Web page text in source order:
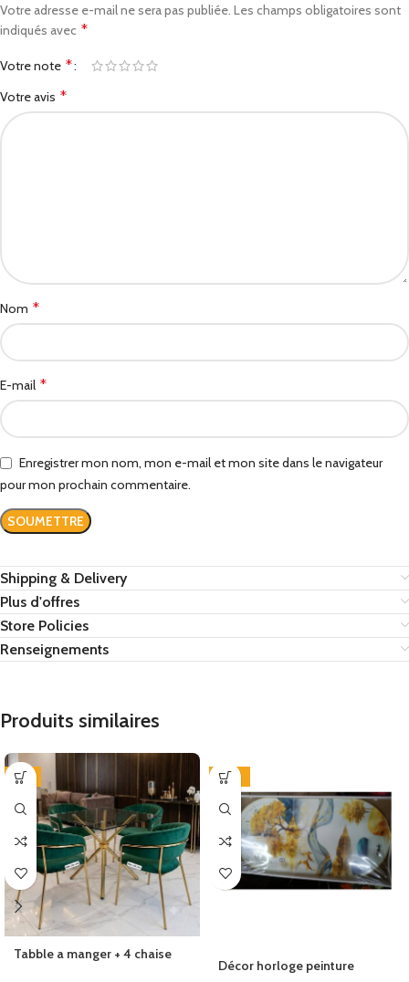
Votre adresse e-mail ne sera pas publiée. Les champs obligatoires sont
indiqués avec *
Votre note *
Votre avis *
Nom *
E-mail *
Enregistrer mon nom, mon e-mail et mon site dans le navigateur
pour mon prochain commentaire.
Shipping & Delivery
Plus d'offres
Store Policies
Renseignements
Produits similaires
-8%
Tabble a manger + 4 chaise
-29%
Décor horloge peinture